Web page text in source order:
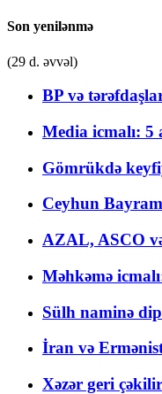
Son yenilənmə
(29 d. əvvəl)
BP və
Media icmalı: 5
Gömrükdə
Ceyhun
AZAL, ASCO
Məhkəmə
Sülh naminə
İran və
Xəzər geri